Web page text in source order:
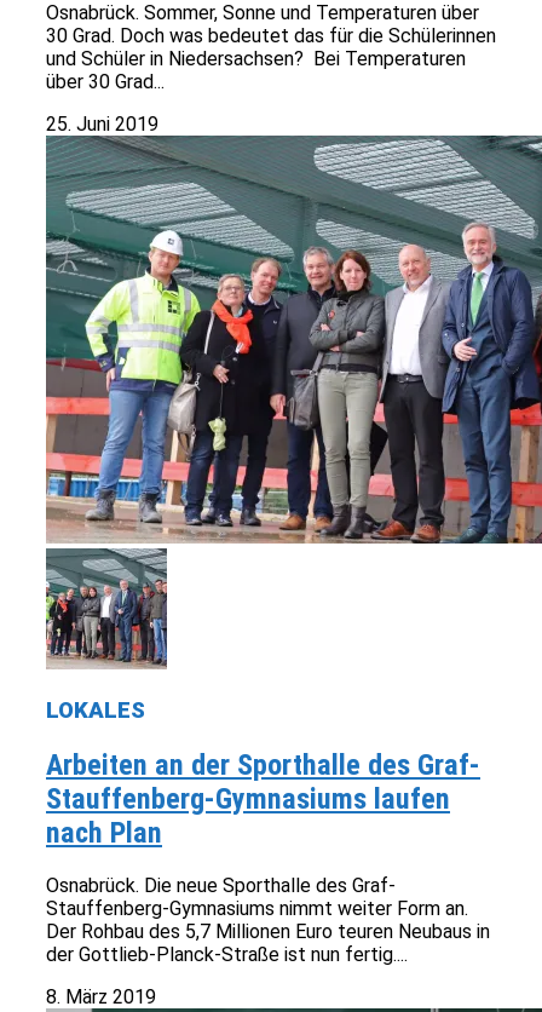
Osnabrück. Sommer, Sonne und Temperaturen über
30 Grad. Doch was bedeutet das für die Schülerinnen
und Schüler in Niedersachsen? Bei Temperaturen
über 30 Grad...
25. Juni 2019
LOKALES
Arbeiten an der Sporthalle des Graf-
Stauffenberg-Gymnasiums laufen
nach Plan
Osnabrück. Die neue Sporthalle des Graf-
Stauffenberg-Gymnasiums nimmt weiter Form an.
Der Rohbau des 5,7 Millionen Euro teuren Neubaus in
der Gottlieb-Planck-Straße ist nun fertig....
8. März 2019